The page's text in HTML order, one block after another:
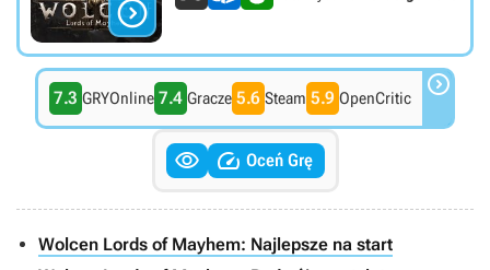

7.3 GRYOnline 7.4 Gracze 5.6 Steam 5.9 OpenCritic 
  Oceń Grę
Wolcen Lords of Mayhem: Najlepsze na start